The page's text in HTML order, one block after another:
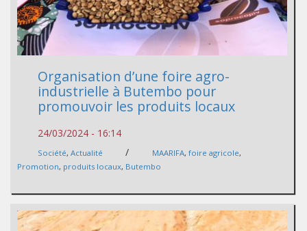
Organisation d’une foire agro-
industrielle à Butembo pour
promouvoir les produits locaux
24/03/2024 - 16:14
Société, Actualité / MAARIFA, foire agricole,
Promotion, produits locaux, Butembo